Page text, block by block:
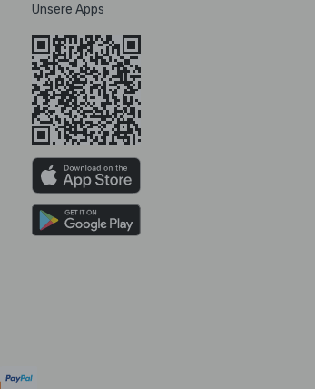
Unsere Apps